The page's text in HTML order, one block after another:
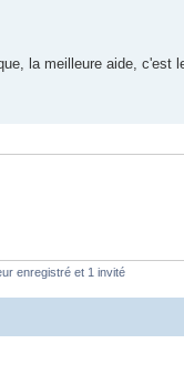
la meilleure aide,
enregistré et 1 invité